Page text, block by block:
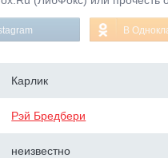
В
Карлик
Рэй Бредбери
неизвестно